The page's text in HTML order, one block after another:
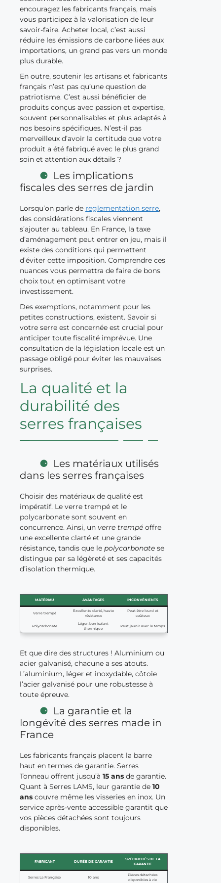
encouragez les fabricants français, mais
vous participez à la valorisation de leur
savoir-faire. Acheter local, c’est aussi
réduire les émissions de carbone liées aux
importations, un grand pas vers un monde
plus durable.
En outre, soutenir les artisans et fabricants
français n’est pas qu’une question de
patriotisme. C’est aussi bénéficier de
produits conçus avec passion et expertise,
souvent personnalisables et plus adaptés à
nos besoins spécifiques. N’est-il pas
merveilleux d’avoir la certitude que votre
produit a été fabriqué avec le plus grand
soin et attention aux détails ?
Les implications
fiscales des serres de jardin
Lorsqu’on parle de reglementation serre,
des considérations fiscales viennent
s’ajouter au tableau. En France, la taxe
d’aménagement peut entrer en jeu, mais il
existe des conditions qui permettent
d’éviter cette imposition. Comprendre ces
nuances vous permettra de faire de bons
choix tout en optimisant votre
investissement.
Des exemptions, notamment pour les
petites constructions, existent. Savoir si
votre serre est concernée est crucial pour
anticiper toute fiscalité imprévue. Une
consultation de la législation locale est un
passage obligé pour éviter les mauvaises
surprises.
La qualité et la
durabilité des
serres françaises
Les matériaux utilisés
dans les serres françaises
Choisir des matériaux de qualité est
impératif. Le verre trempé et le
polycarbonate sont souvent en
concurrence. Ainsi, un verre trempé offre
une excellente clarté et une grande
résistance, tandis que le polycarbonate se
distingue par sa légèreté et ses capacités
d’isolation thermique.
MATÉRIAU AVANTAGES INCONVÉNIENTS
Verre trempé
Excellente clarté, haute
résistance
Peut être lourd et
coûteux
Polycarbonate
Léger, bon isolant
thermique
Peut jaunir avec le temps
Et que dire des structures ! Aluminium ou
acier galvanisé, chacune a ses atouts.
L’aluminium, léger et inoxydable, côtoie
l’acier galvanisé pour une robustesse à
toute épreuve.
La garantie et la
longévité des serres made in
France
Les fabricants français placent la barre
haut en termes de garantie. Serres
Tonneau offrent jusqu’à 15 ans de garantie.
Quant à Serres LAMS, leur garantie de 10
ans couvre même les visseries en inox. Un
service après-vente accessible garantit que
vos pièces détachées sont toujours
disponibles.
FABRICANT DURÉE DE GARANTIE
SPÉCIFICITÉS DE LA
GARANTIE
Serres La Française 10 ans
Pièces détachées
disponibles à vie